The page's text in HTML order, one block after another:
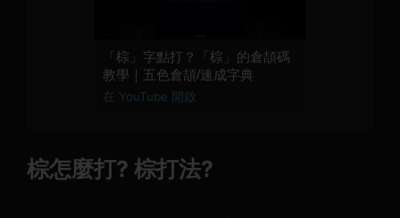
「棕」字點打？「棕」的倉頡碼
教學｜五色倉頡/速成字典
在 YouTube 開啟
棕怎麼打? 棕打法?